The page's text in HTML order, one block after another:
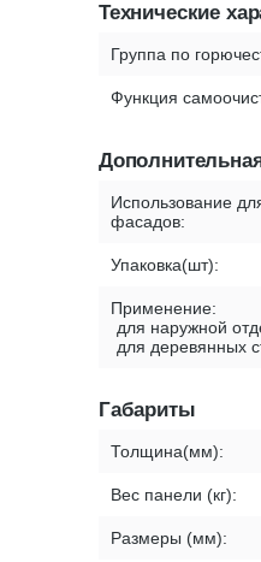
Технические
Группа по
Функция
Использование
фасадов:
Упаковка(шт):
Применение:
для наружной
для деревянных
Габариты
Толщина(мм):
Вес панели (кг):
Размеры (мм):